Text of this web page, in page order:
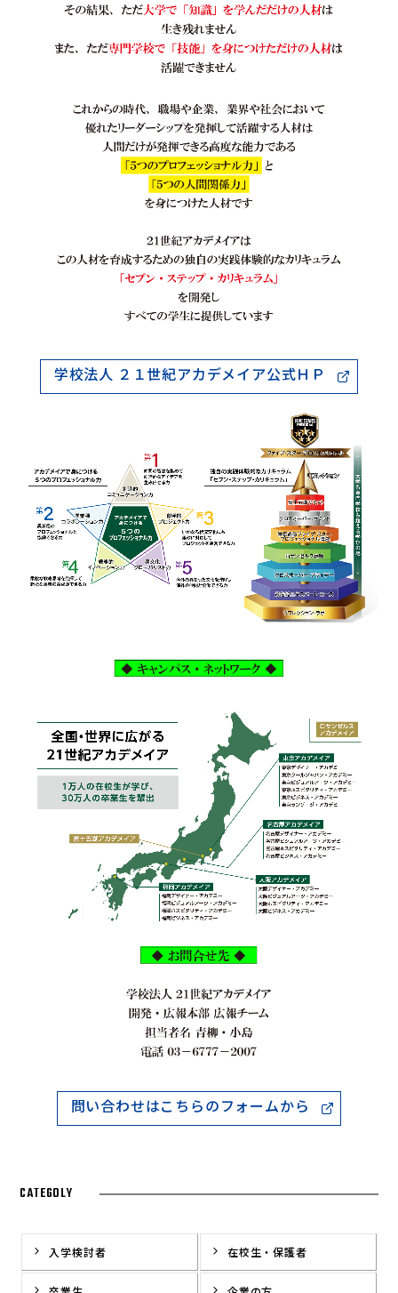
学校法人 ２１世紀アカデメイア公式ＨＰ
問い合わせはこちらのフォームから
CATEGOLY
入学検討者 在校生・保護者